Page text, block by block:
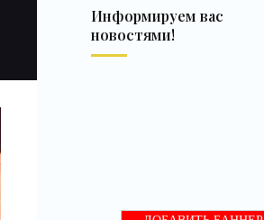
Информируем вас
новостями!